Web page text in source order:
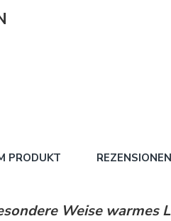
PRODUKT REZENSIONEN
Weise warmes